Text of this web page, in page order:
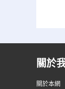
關於
關於本網